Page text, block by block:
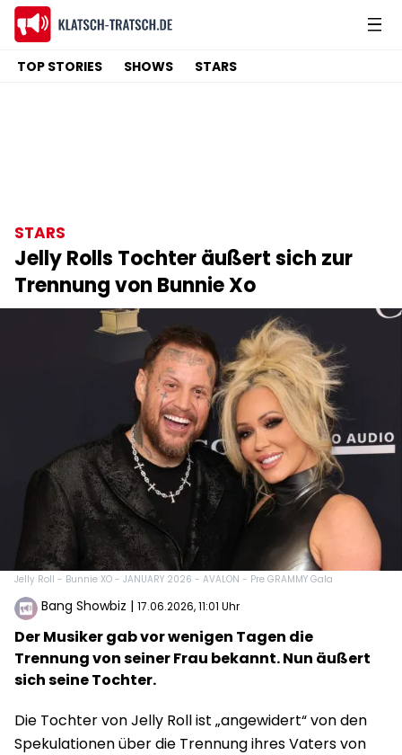
TOP STORIES SHOWS STARS
STARS
Jelly Rolls Tochter äußert sich zur
Trennung von Bunnie Xo
Jelly Roll - Bunnie XO - JANUARY 2026 - AVALON - Pre GRAMMY Gala
Bang Showbiz | 17.06.2026, 11:01 Uhr
Der Musiker gab vor wenigen Tagen die
Trennung von seiner Frau bekannt. Nun äußert
sich seine Tochter.
Die Tochter von Jelly Roll ist „angewidert“ von den
Spekulationen über die Trennung ihres Vaters von